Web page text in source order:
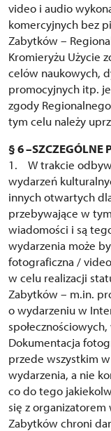
video i audio
komercyjnych bez
Zabytków –
Kromieryżu Użycie
celów naukowych,
promocyjnych itp.
zgody
tym celu należy
§ 6 –SZCZEGÓLNE
1. W trakcie
wydarzeń
innych otwartych
przebywające w
wiadomości i są
wydarzenia może
fotograficzna /
w celu realizacji
Zabytków – m.in.
o wydarzeniu w
Dokumentacja
przede wszystkim
wydarzenia, a nie
co do tego
się z
Zabytków chroni